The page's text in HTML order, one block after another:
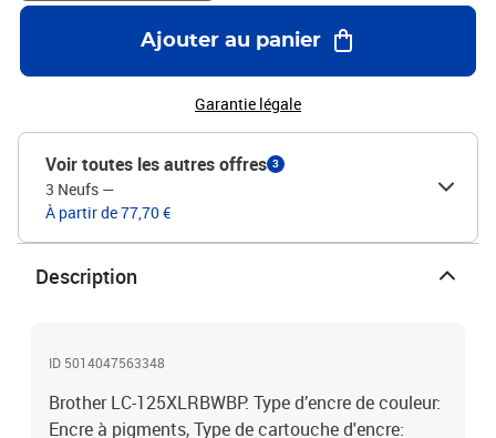
Ajouter au panier
Garantie légale
Voir toutes les autres offres 3
3 Neufs —
À partir de 77,70 €
Description
ID 5014047563348
Brother LC-125XLRBWBP. Type d’encre de couleur:
Encre à pigments, Type de cartouche d'encre: